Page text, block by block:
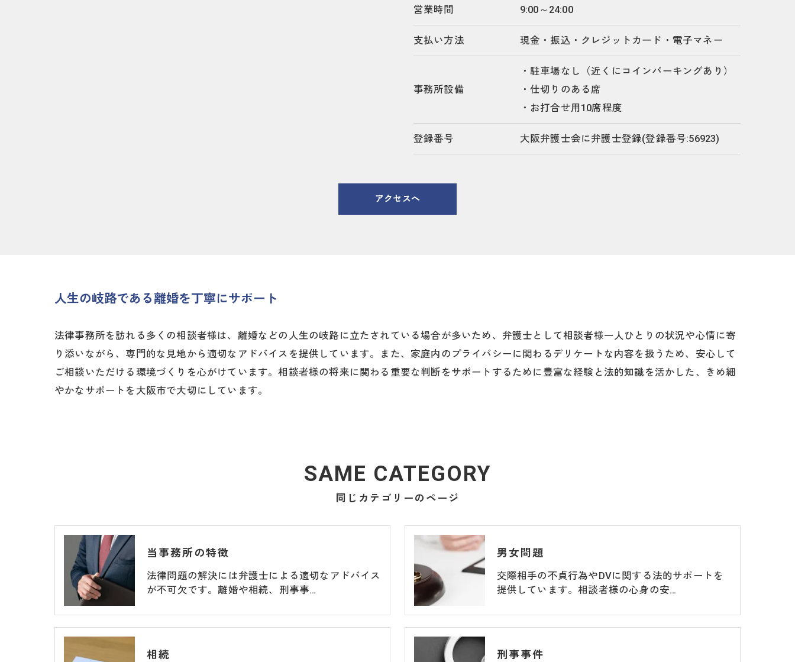
営業時間 9:00～24:00
支払い方法 現金・振込・クレジットカード・電子マネー
事務所設備
・駐車場なし（近くにコインパーキングあり）
・仕切りのある席
・お打合せ用10席程度
登録番号 大阪弁護士会に弁護士登録(登録番号:56923)
アクセスへ
人生の岐路である離婚を丁寧にサポート
法律事務所を訪れる多くの相談者様は、離婚などの人生の岐路に立たされている場合が多いため、弁護士として相談者様一人ひとりの状況や心情に寄
り添いながら、専門的な見地から適切なアドバイスを提供しています。また、家庭内のプライバシーに関わるデリケートな内容を扱うため、安心して
ご相談いただける環境づくりを心がけています。相談者様の将来に関わる重要な判断をサポートするために豊富な経験と法的知識を活かした、きめ細
やかなサポートを大阪市で大切にしています。
同じカテゴリーのページ
SAME CATEGORY
当事務所の特徴
法律問題の解決には弁護士による適切なアドバイス
が不可欠です。離婚や相続、刑事事…
男女問題
交際相手の不貞行為やDVに関する法的サポートを
提供しています。相談者様の心身の安…
相続 刑事事件